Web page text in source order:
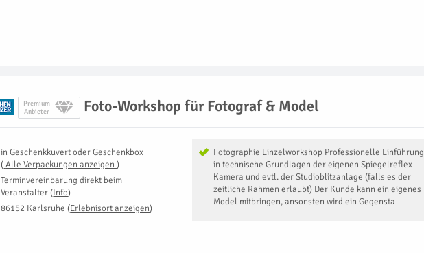
Premium
Anbieter
Foto-Workshop für Fotograf & Model
Fotographie Einzelworkshop Professionelle Einführung
in technische Grundlagen der eigenen Spiegelreflex-
Kamera und evtl. der Studioblitzanlage (falls es der
zeitliche Rahmen erlaubt) Der Kunde kann ein eigenes
Model mitbringen, ansonsten wird ein Gegensta
inGeschenkkuvert oder Geschenkbox
( Alle Verpackungen anzeigen )
Terminvereinbarung direkt beim
Veranstalter (Info)
86152 Karlsruhe (Erlebnisort anzeigen)